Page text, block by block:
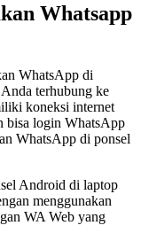
Whatsapp
WhatsApp di
terhubung ke
koneksi internet
bisa login WhatsApp
WhatsApp di ponsel
Android di laptop
menggunakan
WA Web yang